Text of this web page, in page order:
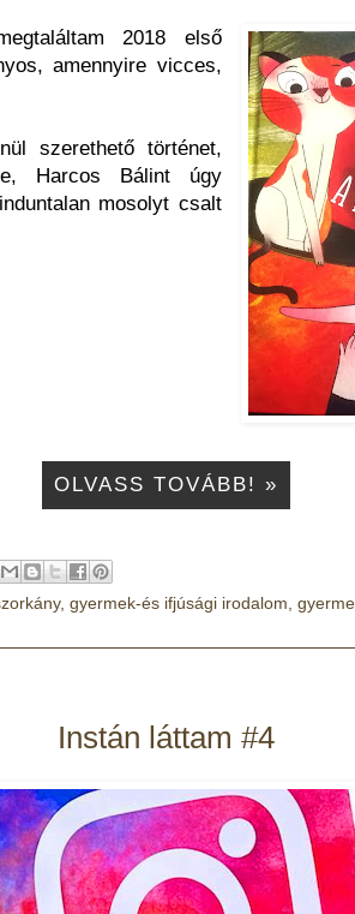
2018 első
amennyire vicces,
szerethető történet,
Harcos Bálint úgy
mosolyt csalt
OLVASS TOVÁBB! »
, gyermek-és ifjúsági irodalom
Instán láttam #4